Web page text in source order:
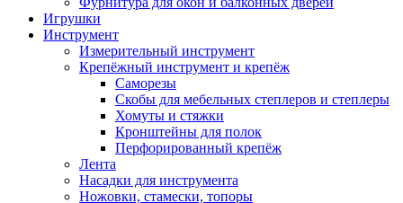
Игрушки
Инструмент
Измерительный инструмент
Крепёжный инструмент и крепёж
Саморезы
Скобы для мебельных степлеров и степлеры
Хомуты и стяжки
Кронштейны для полок
Перфорированный крепёж
Лента
Насадки для инструмента
Ножовки, стамески, топоры